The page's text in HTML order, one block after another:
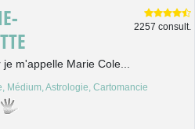
2257 consult.
je m'appelle Marie Cole...
Médium, Astrologie, Cartomancie